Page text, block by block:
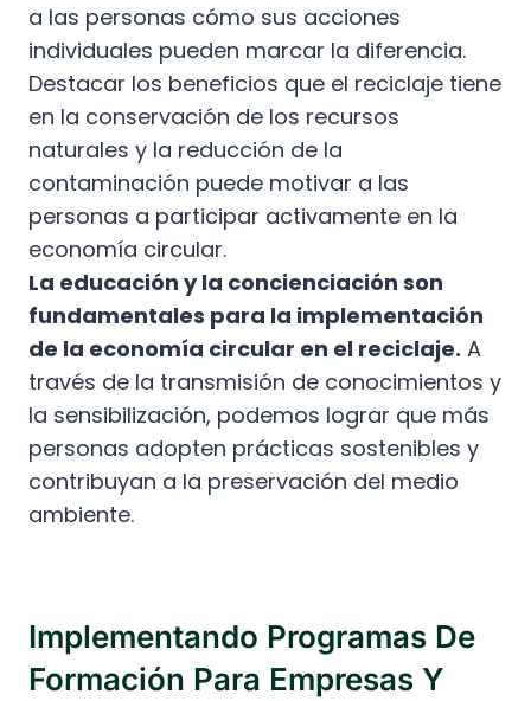
a las personas cómo sus acciones
individuales pueden marcar la diferencia.
Destacar los beneficios que el reciclaje tiene
en la conservación de los recursos
naturales y la reducción de la
contaminación puede motivar a las
personas a participar activamente en la
economía circular.
La educación y la concienciación son
fundamentales para la implementación
de la economía circular en el reciclaje. A
través de la transmisión de conocimientos y
la sensibilización, podemos lograr que más
personas adopten prácticas sostenibles y
contribuyan a la preservación del medio
ambiente.
Implementando Programas De
Formación Para Empresas Y